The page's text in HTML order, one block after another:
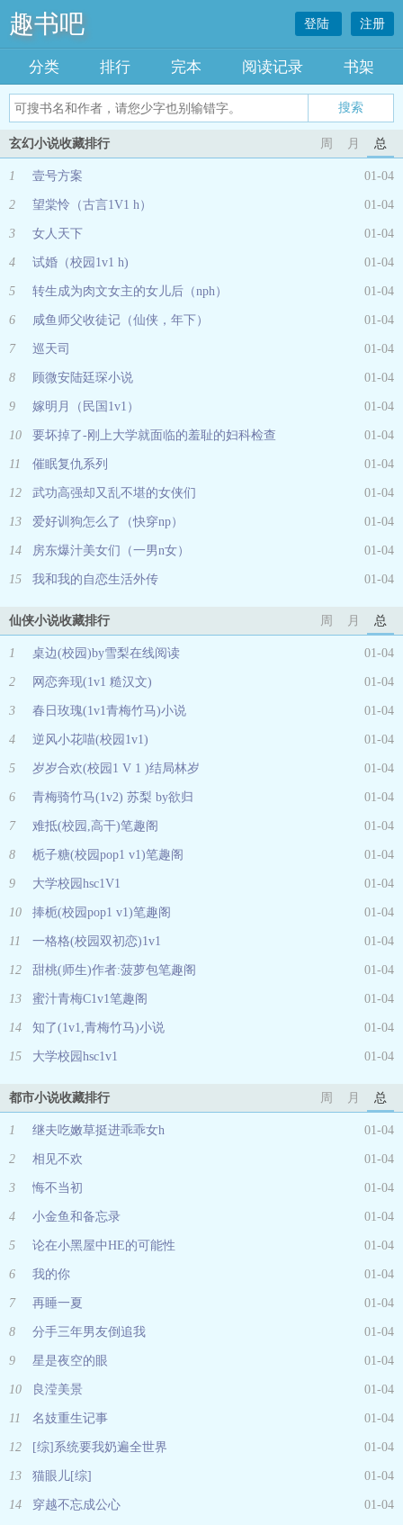
趣书吧 登陆 注册
分类 排行 完本 阅读记录 书架
玄幻小说收藏排行 周 月 总
1 壹号方案 01-04
2 望棠怜（古言1V1 h） 01-04
3 女人天下 01-04
4 试婚（校园1v1 h) 01-04
5 转生成为肉文女主的女儿后（nph） 01-04
6 咸鱼师父收徒记（仙侠，年下） 01-04
7 巡天司 01-04
8 顾微安陆廷琛小说 01-04
9 嫁明月（民国1v1） 01-04
10 要坏掉了-刚上大学就面临的羞耻的妇科检查 01-04
11 催眠复仇系列 01-04
12 武功高强却又乱不堪的女侠们 01-04
13 爱好训狗怎么了（快穿np） 01-04
14 房东爆汁美女们（一男n女） 01-04
15 我和我的自恋生活外传 01-04
仙侠小说收藏排行 周 月 总
1 桌边(校园)by雪梨在线阅读 01-04
2 网恋奔现(1v1 糙汉文) 01-04
3 春日玫瑰(1v1青梅竹马)小说 01-04
4 逆风小花喵(校园1v1) 01-04
5 岁岁合欢(校园1 V 1 )结局林岁 01-04
6 青梅骑竹马(1v2) 苏梨 by欲归 01-04
7 难抵(校园,高干)笔趣阁 01-04
8 栀子糖(校园pop1 v1)笔趣阁 01-04
9 大学校园hsc1V1 01-04
10 捧栀(校园pop1 v1)笔趣阁 01-04
11 一格格(校园双初恋)1v1 01-04
12 甜桃(师生)作者:菠萝包笔趣阁 01-04
13 蜜汁青梅C1v1笔趣阁 01-04
14 知了(1v1,青梅竹马)小说 01-04
15 大学校园hsc1v1 01-04
都市小说收藏排行 周 月 总
1 继夫吃嫩草挺进乖乖女h 01-04
2 相见不欢 01-04
3 悔不当初 01-04
4 小金鱼和备忘录 01-04
5 论在小黑屋中HE的可能性 01-04
6 我的你 01-04
7 再睡一夏 01-04
8 分手三年男友倒追我 01-04
9 星是夜空的眼 01-04
10 良滢美景 01-04
11 名妓重生记事 01-04
12 [综]系统要我奶遍全世界 01-04
13 猫眼儿[综] 01-04
14 穿越不忘成公心 01-04